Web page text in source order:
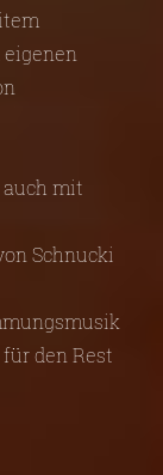
mit
Schnucki
den Rest